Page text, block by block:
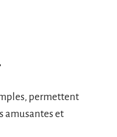
permettent
amusantes et